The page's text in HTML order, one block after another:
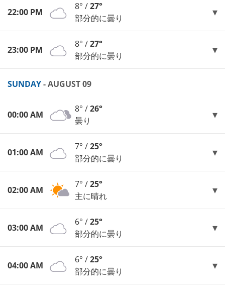
22:00 PM
8° /27°
部分的に曇り
23:00 PM
8° /27°
部分的に曇り
SUNDAY- AUGUST 09
00:00 AM
8° /26°
曇り
01:00 AM
7° /25°
部分的に曇り
02:00 AM
7° /25°
主に晴れ
03:00 AM
6° /25°
部分的に曇り
04:00 AM
6° /25°
部分的に曇り